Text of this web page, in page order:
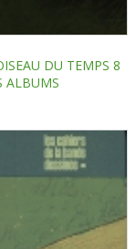
DU TEMPS 8
ALBUMS